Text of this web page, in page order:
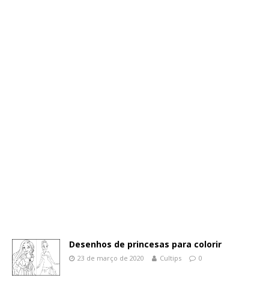
Desenhos de princesas para colorir
23 de março de 2020 Cultips 0